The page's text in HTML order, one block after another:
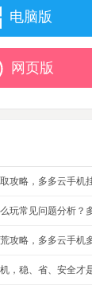
电脑版
网页版